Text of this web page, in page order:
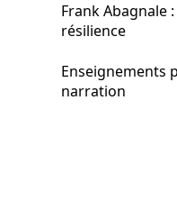
Frank Abagnale
résilience
Enseignements
narration